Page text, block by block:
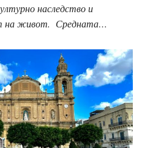
наследство и
на живот. Средната…